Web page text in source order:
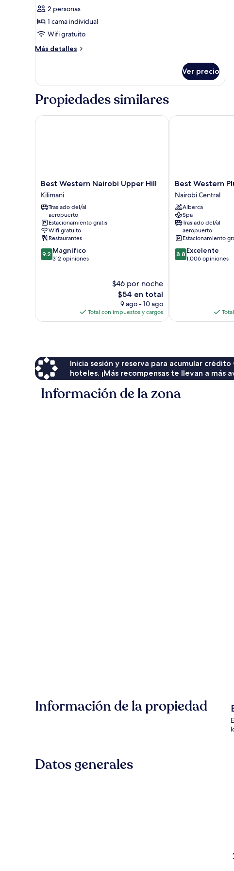
de
Habitación
estándar
2 personas
1 cama individual
Wifi gratuito
Más detalles
Más
estándar
Ver precio
Propiedades similares
Best
Western
Nairobi
Upper
Hill
Kilimani
Best Western Nairobi Upper Hill
Kilimani
Traslado del/al
aeropuerto
Estacionamiento gratis
Wifi gratuito
Restaurantes
9.2
de
9.2 Magnífico
312 opiniones
$46 por noche
El
precio
actual
es
$54 en total
9 ago - 10 ago
Total con impuestos y cargos
Best Western Nairobi Upper Hill
Best
Western
Plus
Meridian
Hotel
Nairobi
Central
Best Western
Nairobi Central
Alberca
Spa
Traslado del/al
aeropuerto
Estacionamiento
8.8
de
8.8 Excelente
1,006 opiniones
Best Western
Inicia sesión y reserva para acumular crédito
hoteles. ¡Más recompensas te llevan a más
Información de la zona
Información de la propiedad
Datos generales